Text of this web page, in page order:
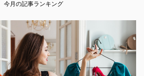
今月の記事ランキング